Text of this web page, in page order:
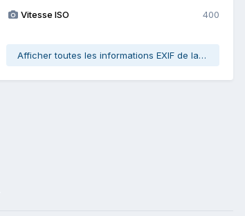
Vitesse ISO 400
Afficher toutes les informations EXIF de la photo